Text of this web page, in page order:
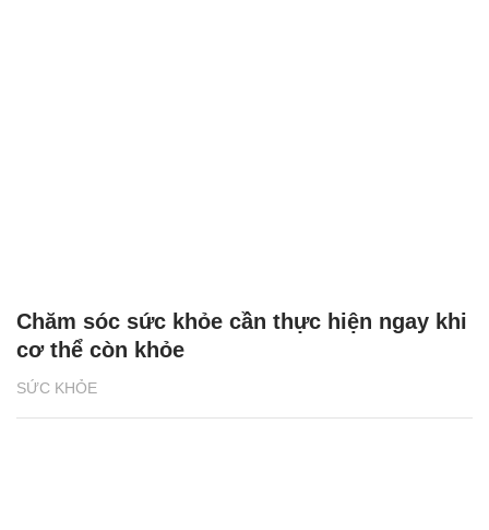
SỨC KHỎE
Chăm sóc sức khỏe cần thực hiện ngay khi
cơ thể còn khỏe